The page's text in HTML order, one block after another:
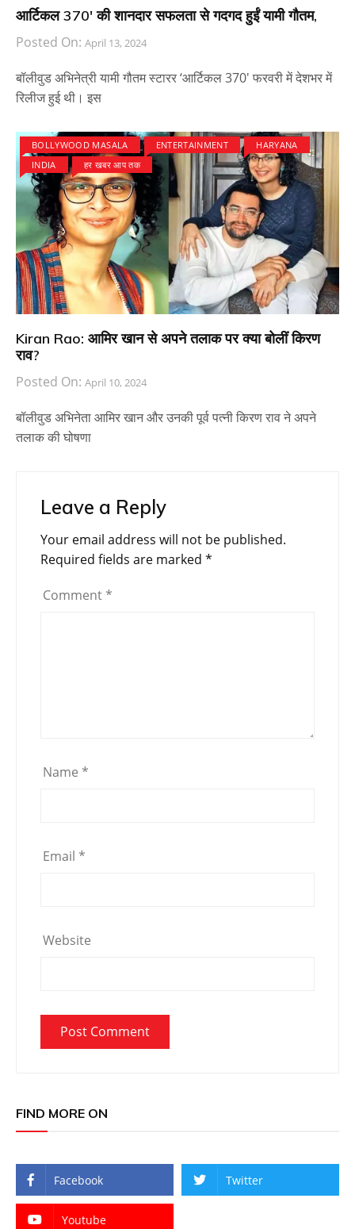
आर्टिकल 370′ की शानदार सफलता से गदगद हुईं यामी गौतम,
Posted On: April 13, 2024
बॉलीवुड अभिनेत्री यामी गौतम स्टारर ‘आर्टिकल 370′ फरवरी में देशभर में
रिलीज हुई थी। इस
BOLLYWOOD MASALA ENTERTAINMENT
HARYANA
INDIA
हर खबर आप तक
Kiran Rao: आमिर खान से अपने तलाक पर क्या बोलीं किरण
राव?
Posted On: April 10, 2024
बॉलीवुड अभिनेता आमिर खान और उनकी पूर्व पत्नी किरण राव ने अपने
तलाक की घोषणा
Leave a Reply
Your email address will not be published.
Required fields are marked *
Comment *
Name *
Email *
Website
FIND MORE ON
Facebook Twitter
Youtube